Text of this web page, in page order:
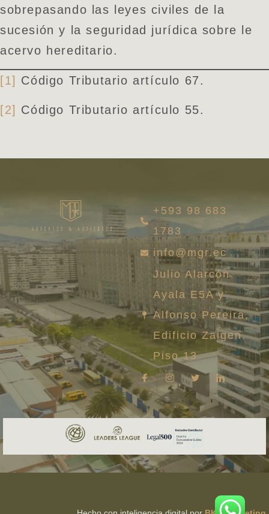
sobrepasando las leyes civiles de la
sucesión y la seguridad jurídica sobre le
acervo hereditario.
[1] Código Tributario artículo 67.
[2] Código Tributario artículo 55.
+593 98 683
1783
info@mgr.ec
Julio Alarcón
Ayala E5A y
Alfonso Pereira,
Edificio Zaigen.
Piso 13